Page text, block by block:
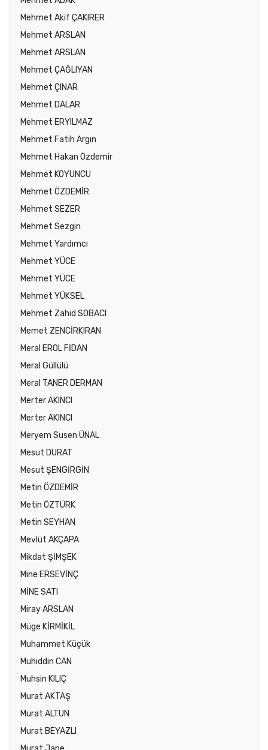
Mehmet Akif ÇAKIRER
Mehmet ARSLAN
Mehmet ARSLAN
Mehmet ÇAĞLIYAN
Mehmet ÇINAR
Mehmet DALAR
Mehmet ERYILMAZ
Mehmet Fatih Argın
Mehmet Hakan Özdemir
Mehmet KOYUNCU
Mehmet ÖZDEMİR
Mehmet SEZER
Mehmet Sezgin
Mehmet Yardımcı
Mehmet YÜCE
Mehmet YÜCE
Mehmet YÜKSEL
Mehmet Zahid SOBACI
Memet ZENCİRKIRAN
Meral EROL FİDAN
Meral Güllülü
Meral TANER DERMAN
Merter AKINCI
Merter AKINCI
Meryem Susen ÜNAL
Mesut DURAT
Mesut ŞENGİRGİN
Metin ÖZDEMİR
Metin ÖZTÜRK
Metin SEYHAN
Mevlüt AKÇAPA
Mikdat ŞİMŞEK
Mine ERSEVİNÇ
MİNE SATI
Miray ARSLAN
Müge KİRMİKİL
Muhammet Küçük
Muhiddin CAN
Muhsin KILIÇ
Murat AKTAŞ
Murat ALTUN
Murat BEYAZLI